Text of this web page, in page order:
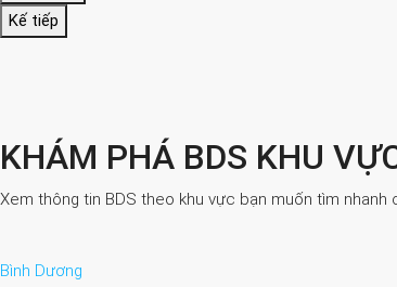
Kế tiếp
KHÁM PHÁ BDS KHU
Xem thông tin BDS theo khu vực bạn muốn tìm
Bình Dương